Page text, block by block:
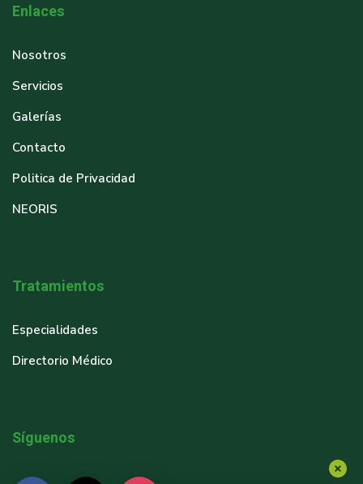
Enlaces
Nosotros
Servicios
Galerías
Contacto
Politica de Privacidad
NEORIS
Tratamientos
Especialidades
Directorio Médico
Síguenos